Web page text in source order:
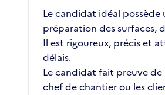
Le candidat idéal
préparation des surfaces,
Il est rigoureux, précis et
délais.
Le candidat fait preuve
chef de chantier ou les